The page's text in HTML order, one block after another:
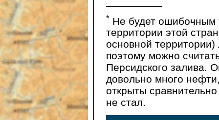
* Не будет ошибочным
территории этой
основной
поэтому можно
Персидского залива.
довольно много
открыты
не стал.